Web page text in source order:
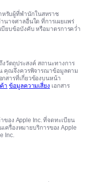
หรับผู้ที่พำนักในสหราช
นาจศาลอื่นใด ที่การเผยแพร่
ยบข้อบังคับ หรือมาตรการคว่ำ
วัตถุประสงค์ สถานะทางการ
คุณจึงควรพิจารณาข้อมูลตาม
สารที่เกี่ยวข้องบนหน้า
า ข้อมูลความเสี่ยง เอกสาร
ของ Apple Inc. ที่จดทะเบียน
เครื่องหมายบริการของ Apple
Inc.